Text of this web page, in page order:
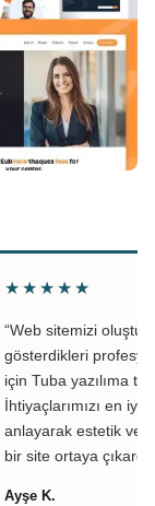
★★★★★
“Web sitemizi
gösterdikleri
için Tuba yazılıma
İhtiyaçlarımızı en iyi
anlayarak estetik ve
bir site ortaya
Ayşe K.